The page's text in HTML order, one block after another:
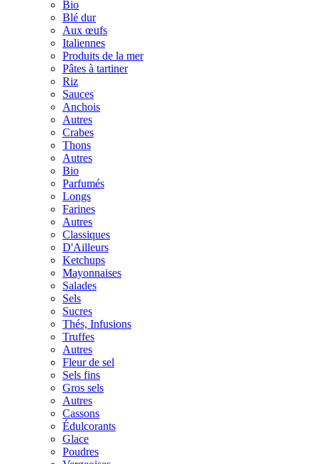
Bio
Blé dur
Aux œufs
Italiennes
Produits de la mer
Pâtes à tartiner
Riz
Sauces
Anchois
Autres
Crabes
Thons
Autres
Bio
Parfumés
Longs
Farines
Autres
Classiques
D'Ailleurs
Ketchups
Mayonnaises
Salades
Sels
Sucres
Thés, Infusions
Truffes
Autres
Fleur de sel
Sels fins
Gros sels
Autres
Cassons
Édulcorants
Glace
Poudres